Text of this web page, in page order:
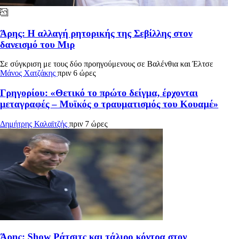
Άρης: Η αλλαγή ρητορικής της Σεβίλλης στον
δανεισμό του Μιρ
Σε σύγκριση με τους δύο προηγούμενους σε Βαλένθια και Έλτσε
Μάνος Χατζάκης πριν 6 ώρες
Γρηγορίου: «Θετικό το πρώτο δείγμα, έρχονται
μεταγραφές – Μυϊκός ο τραυματισμός του Κουαμέ»
Δημήτρης Καλαϊτζής πριν 7 ώρες